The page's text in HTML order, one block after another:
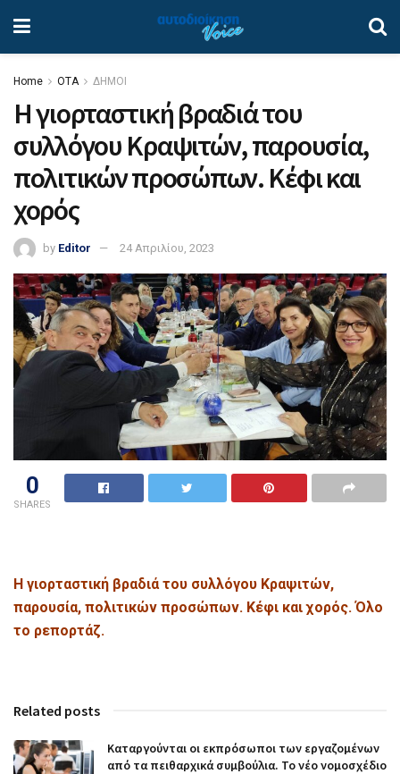
Home ΟΤΑ ΔΗΜΟΙ
Η γιορταστική βραδιά του
συλλόγου Κραψιτών, παρουσία,
πολιτικών προσώπων. Κέφι και
χορός
by Editor 24 Απριλίου, 2023
0
SHARES
Η γιορταστική βραδιά του συλλόγου Κραψιτών,
παρουσία, πολιτικών προσώπων. Κέφι και χορός. Όλο
το ρεπορτάζ.
Related posts
Καταργούνται οι εκπρόσωποι των εργαζομένων
από τα πειθαρχικά συμβούλια. Το νέο νομοσχέδιο